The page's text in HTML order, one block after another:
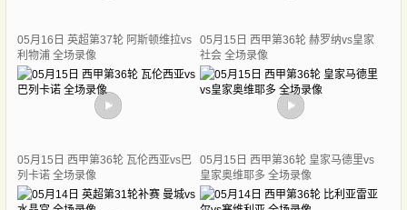
05月16日 英超第37轮 阿斯顿维拉vs
利物浦 全场录像
05月15日 西甲第36轮 赫罗纳vs皇家
社会 全场录像
05月15日 西甲第36轮 瓦伦西亚vs巴
列卡诺 全场录像
05月15日 西甲第36轮 皇家马德里vs
皇家奥维耶多 全场录像